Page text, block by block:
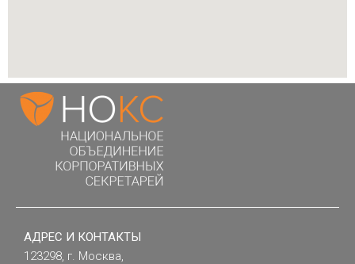
АДРЕС И КОНТАКТЫ
123298, г. Москва,